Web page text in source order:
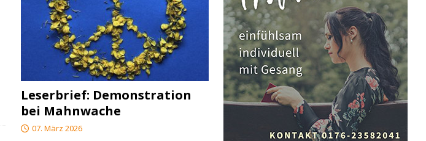
Leserbrief: Demonstration
bei Mahnwache
07. März 2026